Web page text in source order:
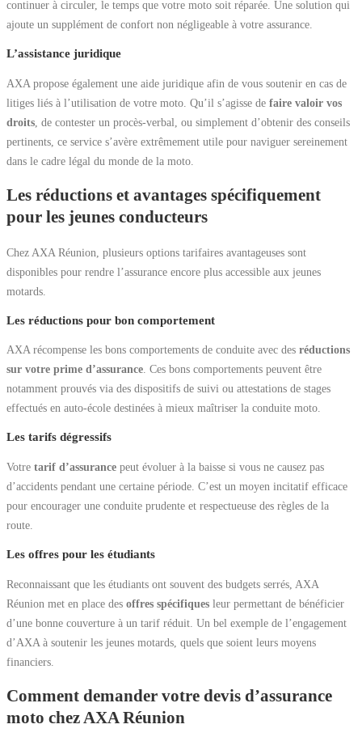
continuer à circuler, le temps que votre moto soit réparée. Une solution qui
ajoute un supplément de confort non négligeable à votre assurance.
L’assistance juridique
AXA propose également une aide juridique afin de vous soutenir en cas de
litiges liés à l’utilisation de votre moto. Qu’il s’agisse de faire valoir vos
droits , de contester un procès-verbal, ou simplement d’obtenir des conseils
pertinents, ce service s’avère extrêmement utile pour naviguer sereinement
dans le cadre légal du monde de la moto.
Les réductions et avantages spécifiquement
pour les jeunes conducteurs
Chez AXA Réunion, plusieurs options tarifaires avantageuses sont
disponibles pour rendre l’assurance encore plus accessible aux jeunes
motards.
Les réductions pour bon comportement
AXA récompense les bons comportements de conduite avec des réductions
sur votre prime d’assurance. Ces bons comportements peuvent être
notamment prouvés via des dispositifs de suivi ou attestations de stages
effectués en auto-école destinées à mieux maîtriser la conduite moto.
Les tarifs dégressifs
Votre tarif d’assurance peut évoluer à la baisse si vous ne causez pas
d’accidents pendant une certaine période. C’est un moyen incitatif efficace
pour encourager une conduite prudente et respectueuse des règles de la
route.
Les offres pour les étudiants
Reconnaissant que les étudiants ont souvent des budgets serrés, AXA
Réunion met en place des offres spécifiques leur permettant de bénéficier
d’une bonne couverture à un tarif réduit. Un bel exemple de l’engagement
d’AXA à soutenir les jeunes motards, quels que soient leurs moyens
financiers.
Comment demander votre devis d’assurance
moto chez AXA Réunion